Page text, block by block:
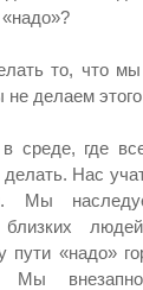
то, что мы
делаем
среде, где
делать. Нас
Мы
близких
пути «надо»
Мы